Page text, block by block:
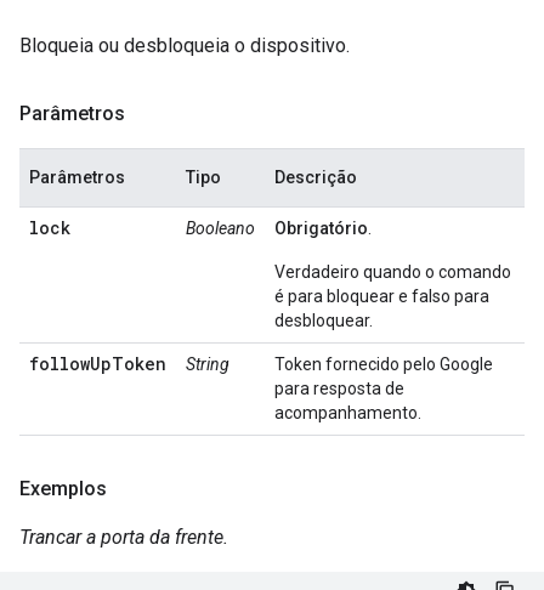
Bloqueia ou desbloqueia o dispositivo.
Parâmetros
Parâmetros Tipo Descrição
lock Booleano Obrigatório
Verdadeiro quando o comando
é para bloquear e falso para
desbloquear.
followUpToken String
Token fornecido pelo Google
para resposta de
acompanhamento.
Exemplos
Trancar a porta da frente.